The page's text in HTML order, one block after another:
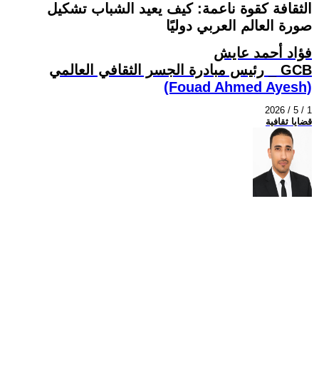
الثقافة كقوة ناعمة: كيف يعيد الشباب تشكيل
صورة العالم العربي دوليًا
فؤاد أحمد عايش
رئيس مبادرة الجسر الثقافي العالمي _ GCB
(Fouad Ahmed Ayesh)
2026 / 5 / 1
قضايا ثقافية